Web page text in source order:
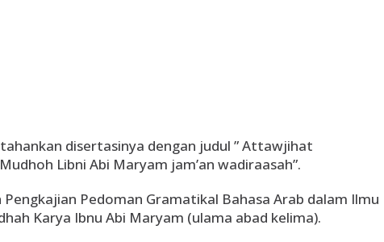
disertasinya dengan judul ” Attawjihat
Libni Abi Maryam jam’an wadiraasah”.
Pedoman Gramatikal Bahasa Arab dalam Ilmu
Karya Ibnu Abi Maryam (ulama abad kelima).